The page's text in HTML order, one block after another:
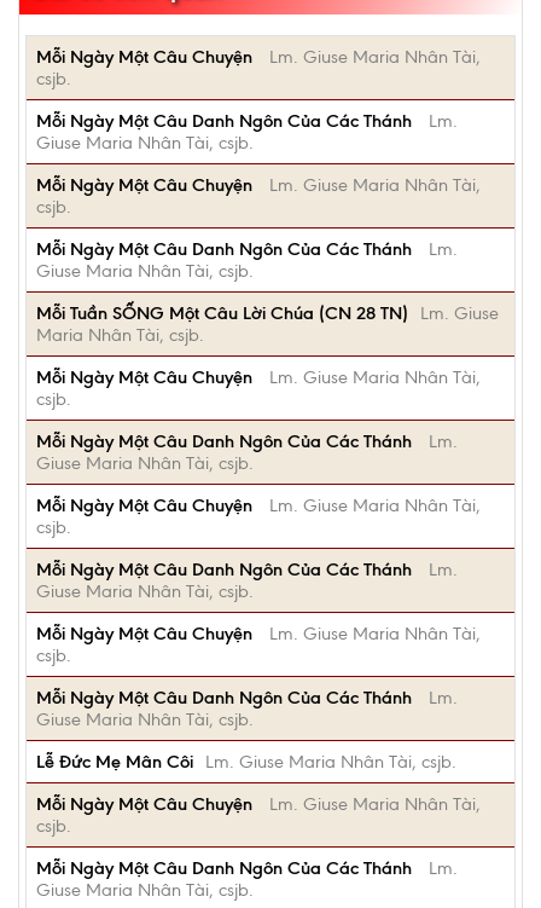
Mỗi Ngày Một Câu Chuyện
Lm. Giuse Maria Nhân Tài,
csjb.
Mỗi Ngày Một Câu Danh Ngôn Của Các Thánh
Lm.
Giuse Maria Nhân Tài, csjb.
Mỗi Ngày Một Câu Chuyện
Lm. Giuse Maria Nhân Tài,
csjb.
Mỗi Ngày Một Câu Danh Ngôn Của Các Thánh
Lm.
Giuse Maria Nhân Tài, csjb.
Mỗi Tuần SỐNG Một Câu Lời Chúa (CN 28 TN)
Lm. Giuse
Maria Nhân Tài, csjb.
Mỗi Ngày Một Câu Chuyện
Lm. Giuse Maria Nhân Tài,
csjb.
Mỗi Ngày Một Câu Danh Ngôn Của Các Thánh
Lm.
Giuse Maria Nhân Tài, csjb.
Mỗi Ngày Một Câu Chuyện
Lm. Giuse Maria Nhân Tài,
csjb.
Mỗi Ngày Một Câu Danh Ngôn Của Các Thánh
Lm.
Giuse Maria Nhân Tài, csjb.
Mỗi Ngày Một Câu Chuyện
Lm. Giuse Maria Nhân Tài,
csjb.
Mỗi Ngày Một Câu Danh Ngôn Của Các Thánh
Lm.
Giuse Maria Nhân Tài, csjb.
Lễ Đức Mẹ Mân Côi
Lm. Giuse Maria Nhân Tài, csjb.
Mỗi Ngày Một Câu Chuyện
Lm. Giuse Maria Nhân Tài,
csjb.
Mỗi Ngày Một Câu Danh Ngôn Của Các Thánh
Lm.
Giuse Maria Nhân Tài, csjb.